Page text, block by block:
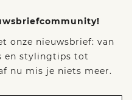
onze nieuwsbrief: van
en stylingtips tot
nu mis je niets meer.